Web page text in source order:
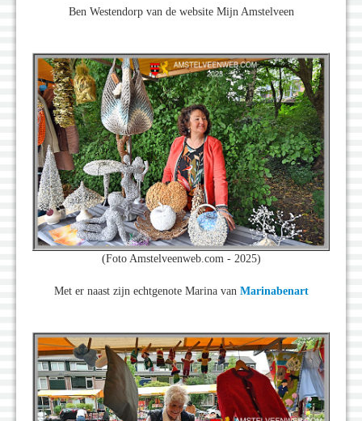
Ben Westendorp van de website Mijn Amstelveen
(Foto Amstelveenweb.com - 2025)
Met er naast zijn echtgenote Marina van Marinabenart